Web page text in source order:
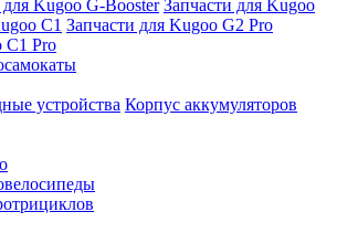
для Kugoo G-Booster Запчасти для Kugoo
C1 Запчасти для Kugoo G2 Pro
C1 Pro
устройства Корпус аккумуляторов